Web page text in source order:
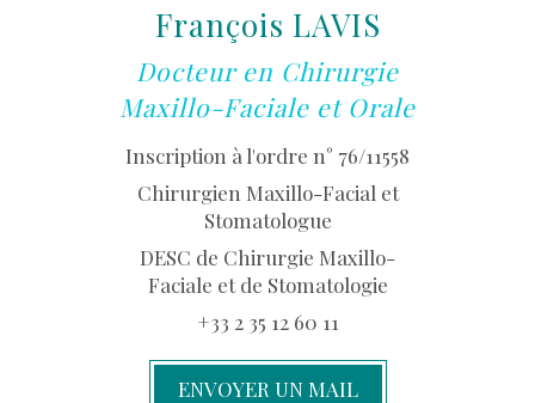
François LAVIS
Docteur en Chirurgie
Maxillo-Faciale et Orale
Inscription à l'ordre n° 76/11558
Chirurgien Maxillo-Facial et
Stomatologue
DESC de Chirurgie Maxillo-
Faciale et de Stomatologie
+33 2 35 12 60 11
ENVOYER UN MAIL